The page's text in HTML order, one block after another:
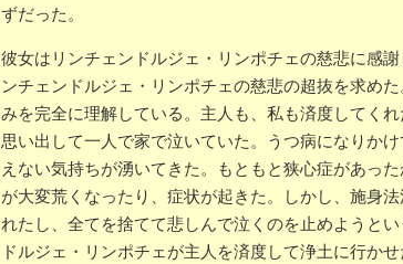
ずだった。
彼女はリンチェンドルジェ・リンポチェの慈悲に感
ンチェンドルジェ・リンポチェの慈悲の超抜を求め
みを完全に理解している。主人も、私も済度してく
思い出して一人で家で泣いていた。うつ病になりか
えない気持ちが湧いてきた。もともと狭心症があっ
が大変荒くなったり、症状が起きた。しかし、施身
れたし、全てを捨てて悲しんで泣くのを止めようと
ドルジェ・リンポチェが主人を済度して浄土に行か